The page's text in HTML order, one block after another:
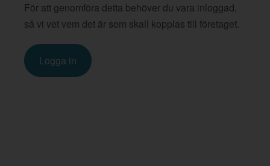
För att genomföra detta behöver du vara inloggad,
så vi vet vem det är som skall kopplas till företaget.
Logga in